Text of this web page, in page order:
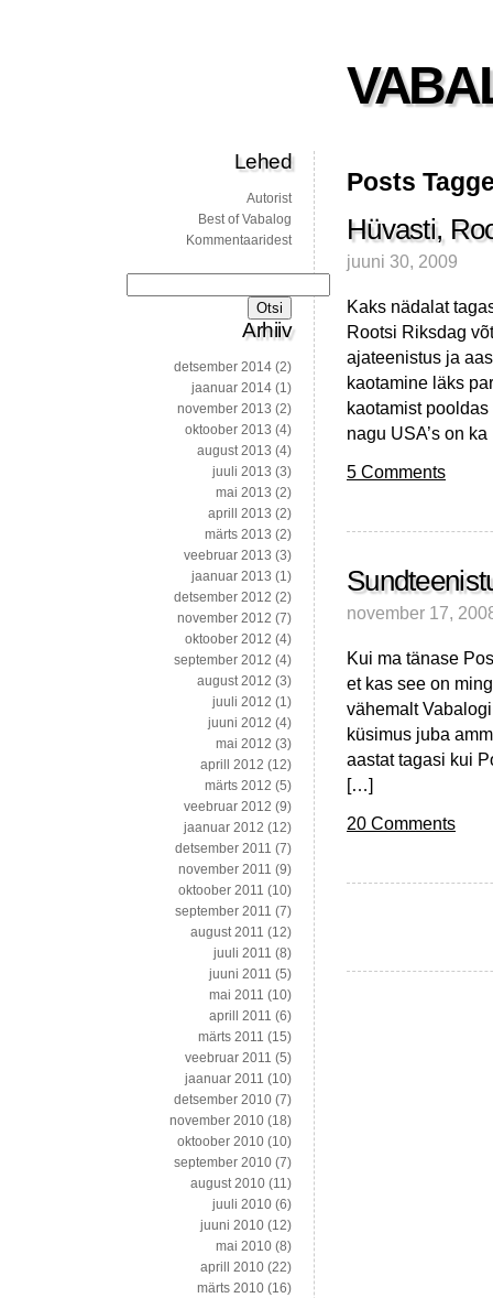
Posts
Hüvasti,
juuni 30, 2009
Kaks nädalat
Rootsi Riksdag
ajateenistus ja
kaotamine läks
kaotamist
nagu USA’s on
5 Comments
november 17,
Kui ma tänase
et kas see on
vähemalt
küsimus juba
aastat tagasi kui
[…]
20 Comments
Lehed
Autorist
Best of Vabalog
Kommentaaridest
Arhiiv
detsember 2014 (2)
jaanuar 2014 (1)
november 2013 (2)
oktoober 2013 (4)
august 2013 (4)
juuli 2013 (3)
mai 2013 (2)
aprill 2013 (2)
märts 2013 (2)
veebruar 2013 (3)
jaanuar 2013 (1)
detsember 2012 (2)
november 2012 (7)
oktoober 2012 (4)
september 2012 (4)
august 2012 (3)
juuli 2012 (1)
juuni 2012 (4)
mai 2012 (3)
aprill 2012 (12)
märts 2012 (5)
veebruar 2012 (9)
jaanuar 2012 (12)
detsember 2011 (7)
november 2011 (9)
oktoober 2011 (10)
september 2011 (7)
august 2011 (12)
juuli 2011 (8)
juuni 2011 (5)
mai 2011 (10)
aprill 2011 (6)
märts 2011 (15)
veebruar 2011 (5)
jaanuar 2011 (10)
detsember 2010 (7)
november 2010 (18)
oktoober 2010 (10)
september 2010 (7)
august 2010 (11)
juuli 2010 (6)
juuni 2010 (12)
mai 2010 (8)
aprill 2010 (22)
märts 2010 (16)